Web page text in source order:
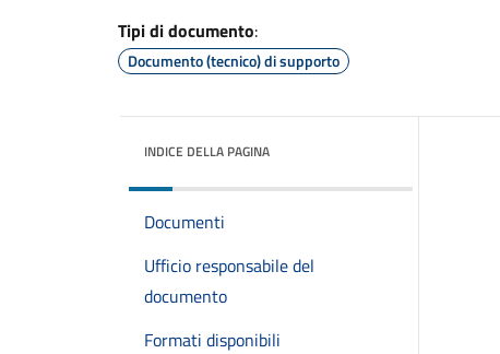
Tipi di documento:
Documento (tecnico) di supporto
INDICE DELLA PAGINA
Documenti
Ufficio responsabile del
documento
Formati disponibili